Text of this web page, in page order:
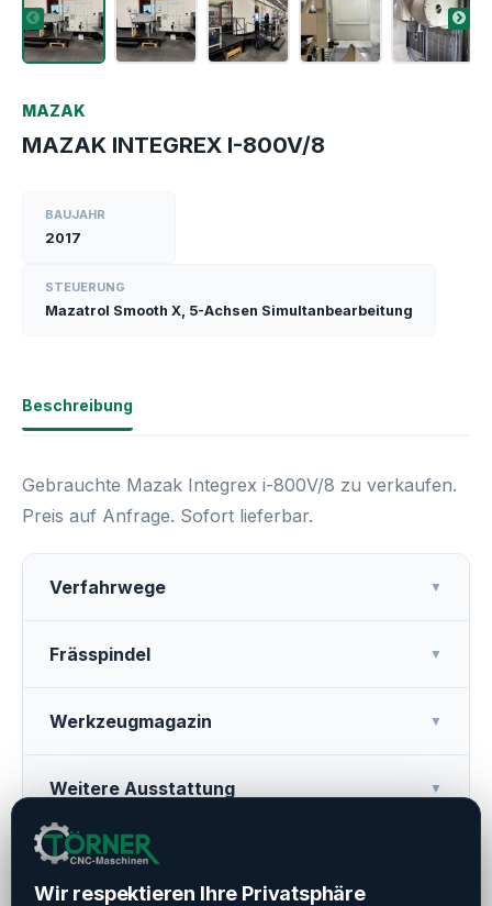
MAZAK
MAZAK INTEGREX I-800V/8
BAUJAHR
2017
STEUERUNG
Mazatrol Smooth X, 5-Achsen Simultanbearbeitung
Beschreibung
Gebrauchte Mazak Integrex i-800V/8 zu verkaufen.
Preis auf Anfrage. Sofort lieferbar.
Verfahrwege ▼
Frässpindel ▼
Werkzeugmagazin ▼
Weitere Ausstattung ▼
Betriebszeiten
Wir respektieren Ihre Privatsphäre